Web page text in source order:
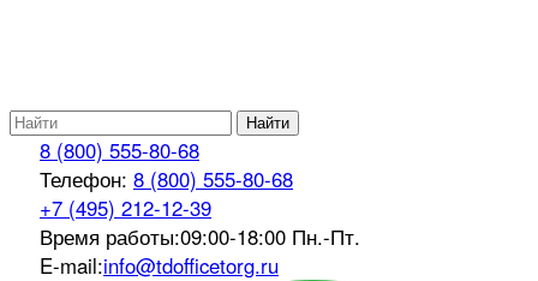
Найти
8 (800) 555-80-68
Телефон: 8 (800) 555-80-68
+7 (495) 212-12-39
Время работы:09:00-18:00 Пн.-Пт.
E-mail:info@tdofficetorg.ru